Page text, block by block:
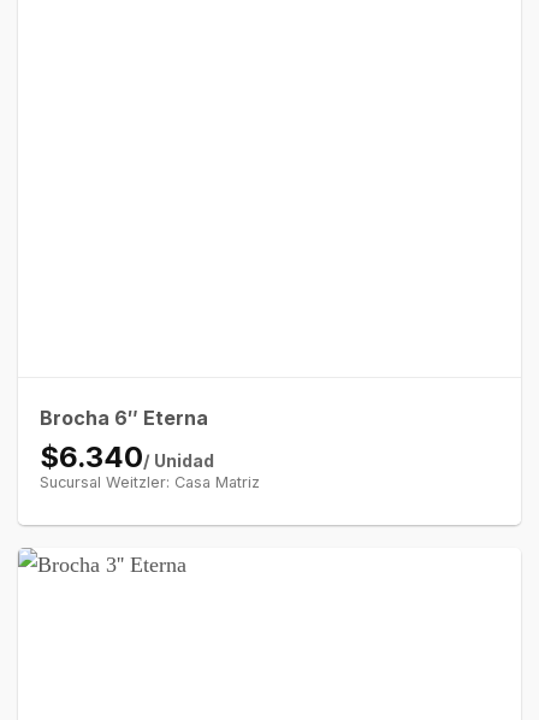
Brocha 6″ Eterna
$6.340/ Unidad
Sucursal Weitzler: Casa Matriz